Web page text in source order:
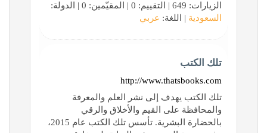
الزيارات: 649 | التقييم: 0 | المقيّمين: 0 | الدولة:
السعودية | اللغة: عربي
تلك الكتب
http://www.thatsbooks.com
تلك الكتب يهدف إلى نشر العلم والمعرفة
والمحافظة على القيم والأخلاق والرقي
بالحضارة البشرية. تأسس تلك الكتب عام 2015،